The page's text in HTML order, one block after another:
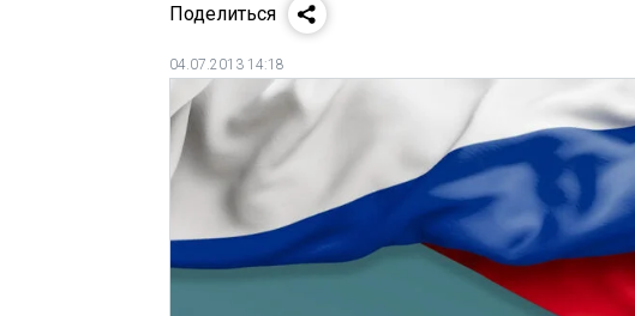
Поделиться
04.07.2013 14:18